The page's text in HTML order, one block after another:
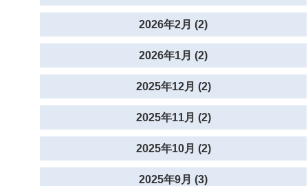
2026年2月 (2)
2026年1月 (2)
2025年12月 (2)
2025年11月 (2)
2025年10月 (2)
2025年9月 (3)